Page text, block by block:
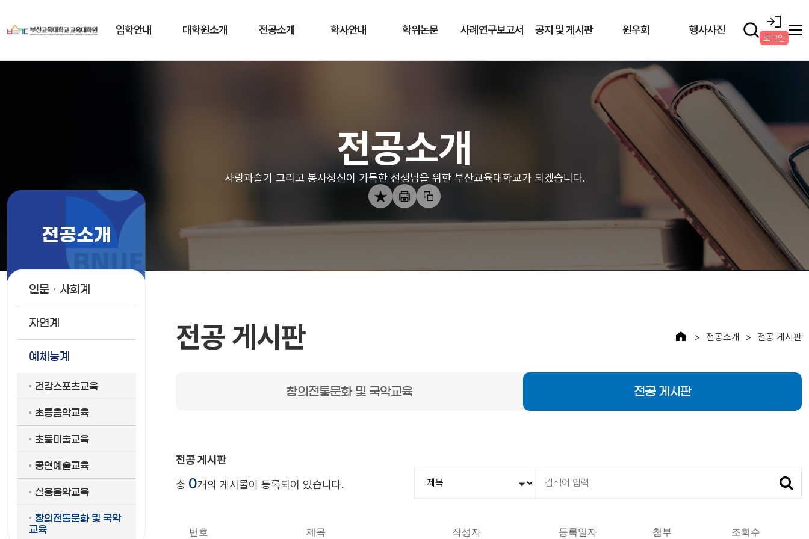
입학안내 대학원소개 전공소개 학사안내 학위논문 사례연구보고서 공지 및 게시판 원우회 행사사진
로그인
전공소개
사랑과슬기 그리고 봉사정신이 가득한 선생님을 위한 부산교육대학교가 되겠습니다.
전공소개
인문ㆍ사회계
자연계
예체능계
건강스포츠교육
초등음악교육
초등미술교육
공연예술교육
실용음악교육
창의전통문화 및 국악
교육
전공 게시판 전공소개 전공 게시판
창의전통문화 및 국악교육 전공 게시판
전공 게시판
총 0개의 게시물이 등록되어 있습니다.
번호 제목 작성자 등록일자 첨부 조회수